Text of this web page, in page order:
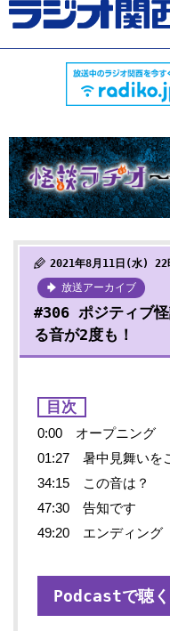
2021年8月11日(水) 22
放送アーカイブ
#306 ポジティブ
る音が2度も！
目次
0:00 オープニング
01:27 暑中見舞いを
34:15 この音は？
47:30 告知です
49:20 エンディング
Podcastで聴く